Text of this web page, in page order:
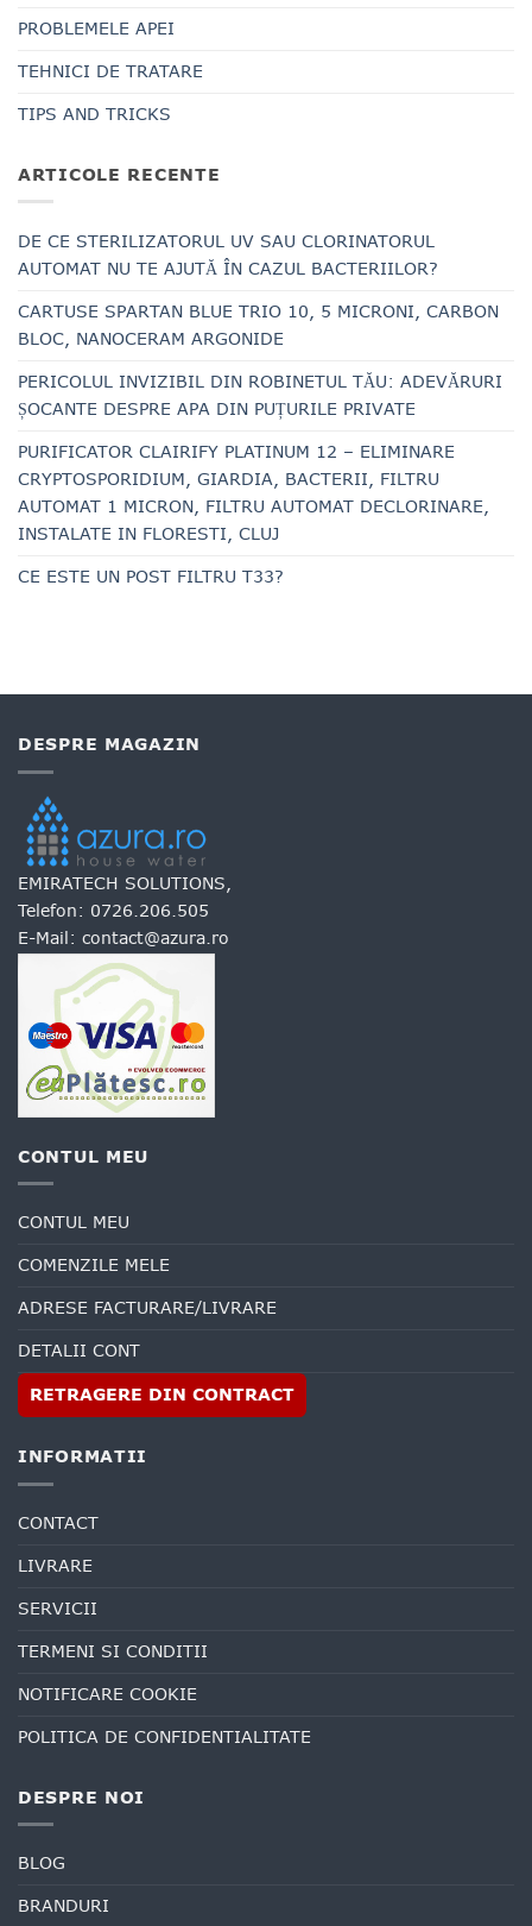
PROBLEMELE APEI
TEHNICI DE TRATARE
TIPS AND TRICKS
ARTICOLE RECENTE
DE CE STERILIZATORUL UV SAU CLORINATORUL
AUTOMAT NU TE AJUTĂ ÎN CAZUL BACTERIILOR?
CARTUSE SPARTAN BLUE TRIO 10, 5 MICRONI, CARBON
BLOC, NANOCERAM ARGONIDE
PERICOLUL INVIZIBIL DIN ROBINETUL TĂU: ADEVĂRURI
ȘOCANTE DESPRE APA DIN PUȚURILE PRIVATE
PURIFICATOR CLAIRIFY PLATINUM 12 – ELIMINARE
CRYPTOSPORIDIUM, GIARDIA, BACTERII, FILTRU
AUTOMAT 1 MICRON, FILTRU AUTOMAT DECLORINARE,
INSTALATE IN FLORESTI, CLUJ
CE ESTE UN POST FILTRU T33?
DESPRE MAGAZIN
EMIRATECH SOLUTIONS,
Telefon: 0726.206.505
E-Mail: contact@azura.ro
CONTUL MEU
CONTUL MEU
COMENZILE MELE
ADRESE FACTURARE/LIVRARE
DETALII CONT
RETRAGERE DIN CONTRACT
INFORMATII
CONTACT
LIVRARE
SERVICII
TERMENI SI CONDITII
NOTIFICARE COOKIE
POLITICA DE CONFIDENTIALITATE
DESPRE NOI
BLOG
BRANDURI